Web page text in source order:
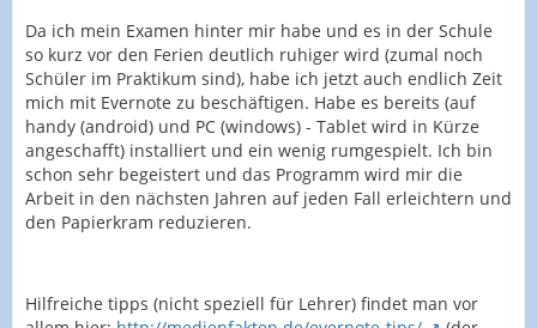
Da ich mein Examen hinter mir habe und es in der Schule
so kurz vor den Ferien deutlich ruhiger wird (zumal noch
Schüler im Praktikum sind), habe ich jetzt auch endlich Zeit
mich mit Evernote zu beschäftigen. Habe es bereits (auf
handy (android) und PC (windows) - Tablet wird in Kürze
angeschafft) installiert und ein wenig rumgespielt. Ich bin
schon sehr begeistert und das Programm wird mir die
Arbeit in den nächsten Jahren auf jeden Fall erleichtern und
den Papierkram reduzieren.
Hilfreiche tipps (nicht speziell für Lehrer) findet man vor